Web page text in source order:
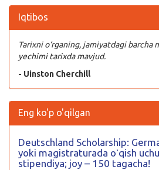
Iqtibos
Tarixni o‘rganing, jamiyatdagi barcha
yechimi tarixda mavjud.
- Uinston Cherchill
Eng ko'p o'qilgan
Deutschland Scholarship:
yoki magistraturada oʻqish
stipendiya; joy – 150 tagacha!